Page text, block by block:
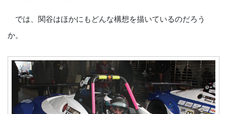
では、関谷はほかにもどんな構想を描いているのだろう
か。